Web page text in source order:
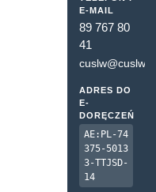
E-MAIL
89 767 80
41
cuslw@cuslw.pl
ADRES DO
E-
DORĘCZEŃ
AE:PL-74
375-5013
3-TTJSD-
14